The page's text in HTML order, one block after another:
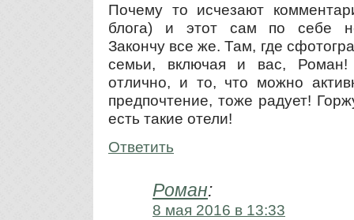
Почему то исчезают
блога) и этот сам по себе
Закончу все же. Там, где
семьи, включая и вас,
отлично, и то, что можно
предпочтение, тоже радует!
есть такие отели!
Ответить
Роман:
8 мая 2016 в 13:33